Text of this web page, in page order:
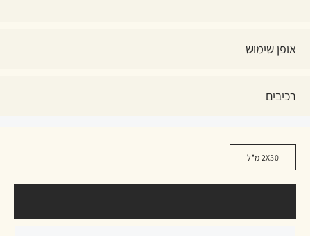
2X30 מ"ל
אופן שימוש
רכיבים